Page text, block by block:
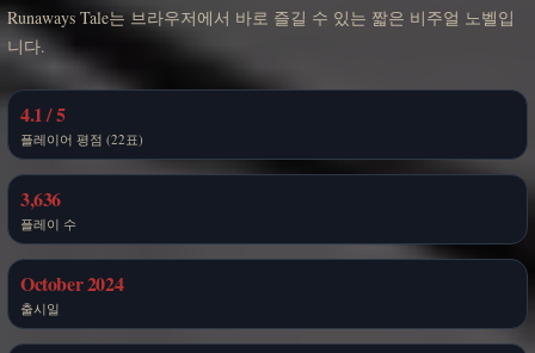
Runaways Tale는 브라우저에서 바로 즐길 수 있는 짧은 비주얼 노벨입
니다.
4.1 / 5
플레이어 평점 (22표)
3,636
플레이 수
October 2024
출시일